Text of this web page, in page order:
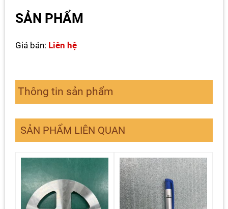
SẢN PHẨM
Liên hệ
Thông tin sản phẩm
SẢN PHẨM LIÊN QUAN